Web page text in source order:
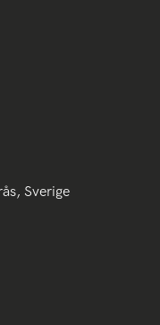
Sverige